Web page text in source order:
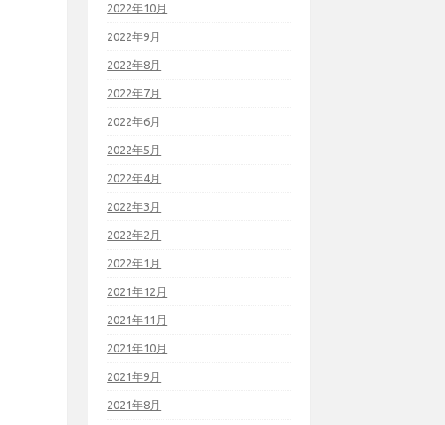
2022年10月
2022年9月
2022年8月
2022年7月
2022年6月
2022年5月
2022年4月
2022年3月
2022年2月
2022年1月
2021年12月
2021年11月
2021年10月
2021年9月
2021年8月